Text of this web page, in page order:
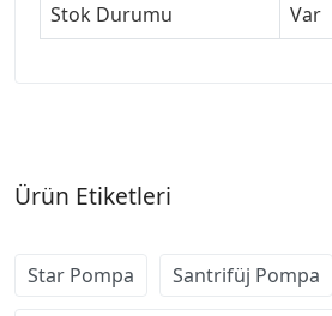
Stok Durumu
Var
Ürün Etiketleri
Star Pompa Santrifüj Pompa